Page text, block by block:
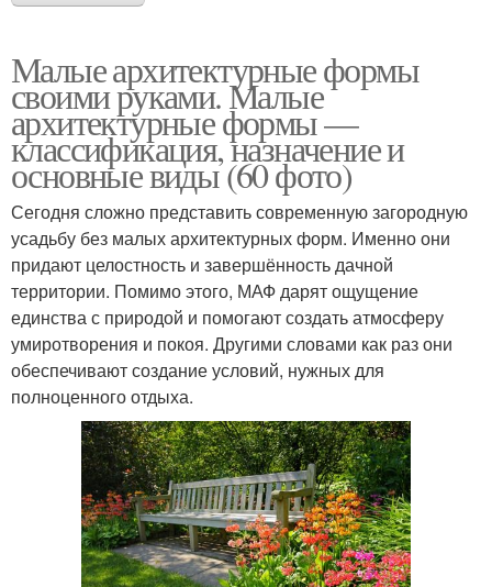
Малые архитектурные формы
своими руками. Малые
архитектурные формы —
классификация, назначение и
основные виды (60 фото)
Сегодня сложно представить современную загородную
усадьбу без малых архитектурных форм. Именно они
придают целостность и завершённость дачной
территории. Помимо этого, МАФ дарят ощущение
единства с природой и помогают создать атмосферу
умиротворения и покоя. Другими словами как раз они
обеспечивают создание условий, нужных для
полноценного отдыха.